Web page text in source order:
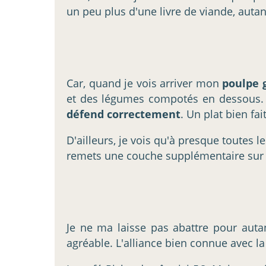
un peu plus d'une livre de viande,
Car, quand je vois arriver mon poulpe
et des légumes compotés en
défend correctement. Un plat bien
D'ailleurs, je vois qu'à presque toutes
remets une couche supplémentaire
Je ne ma laisse pas abattre pour
agréable. L'alliance bien connue avec